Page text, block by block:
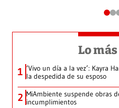
Lo
1 ‘Vivo un día a la vez’: Kayra
la despedida de su esposo
2 MiAmbiente suspende obras
incumplimientos